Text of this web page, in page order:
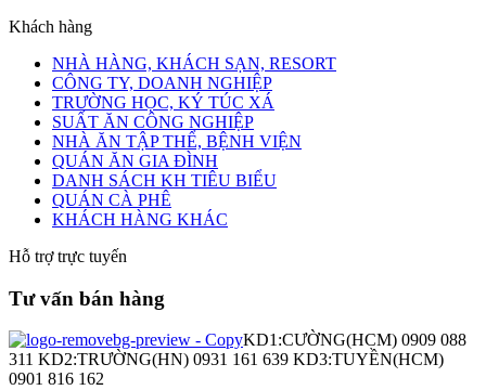
Khách hàng
NHÀ HÀNG, KHÁCH SẠN, RESORT
CÔNG TY, DOANH NGHIỆP
TRƯỜNG HỌC, KÝ TÚC XÁ
SUẤT ĂN CÔNG NGHIỆP
NHÀ ĂN TẬP THỂ, BỆNH VIỆN
QUÁN ĂN GIA ĐÌNH
DANH SÁCH KH TIÊU BIỂU
QUÁN CÀ PHÊ
KHÁCH HÀNG KHÁC
Hỗ trợ trực tuyến
Tư vấn bán hàng
KD1:CƯỜNG(HCM) 0909 088
311 KD2:TRƯỜNG(HN) 0931 161 639 KD3:TUYỀN(HCM)
0901 816 162